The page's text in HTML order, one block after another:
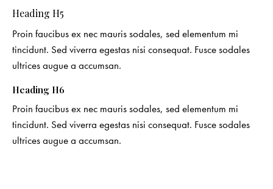
Heading H5
Proin faucibus ex nec mauris sodales, sed elementum mi
tincidunt. Sed viverra egestas nisi consequat. Fusce sodales
ultrices augue a accumsan.
Heading H6
Proin faucibus ex nec mauris sodales, sed elementum mi
tincidunt. Sed viverra egestas nisi consequat. Fusce sodales
ultrices augue a accumsan.